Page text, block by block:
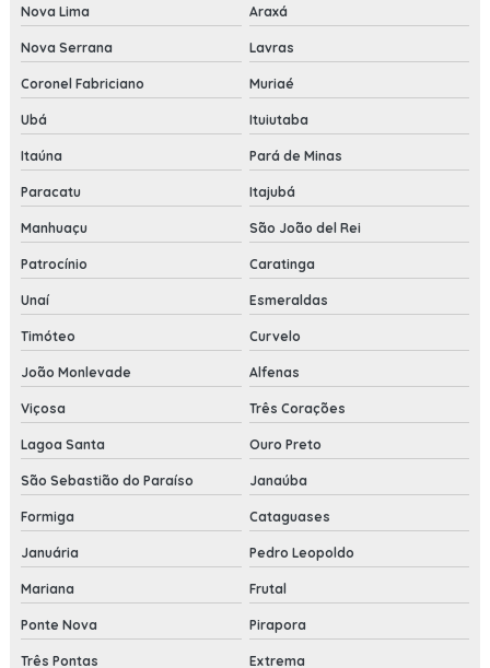
Nova Lima Araxá
Nova Serrana Lavras
Coronel Fabriciano Muriaé
Ubá Ituiutaba
Itaúna Pará de Minas
Paracatu Itajubá
Manhuaçu São João del Rei
Patrocínio Caratinga
Unaí Esmeraldas
Timóteo Curvelo
João Monlevade Alfenas
Viçosa Três Corações
Lagoa Santa Ouro Preto
São Sebastião do Paraíso Janaúba
Formiga Cataguases
Januária Pedro Leopoldo
Mariana Frutal
Ponte Nova Pirapora
Três Pontas Extrema